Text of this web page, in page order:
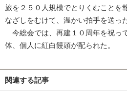
旅を２５０人規模でとりくむことを
なざしをむけて、温かい拍手を送っ
今総会では、再建１０周年を祝っ
体、個人に紅白饅頭が配られた。
関連する記事